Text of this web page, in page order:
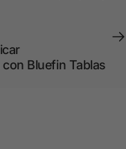
Bluefin Tablas